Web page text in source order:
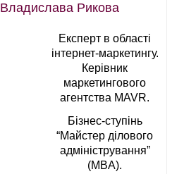
Владислава Рикова
Експерт в області
інтернет-маркетингу.
Керівник
маркетингового
агентства MAVR.
Бізнес-ступінь
“Майстер ділового
адміністрування”
(MBA).